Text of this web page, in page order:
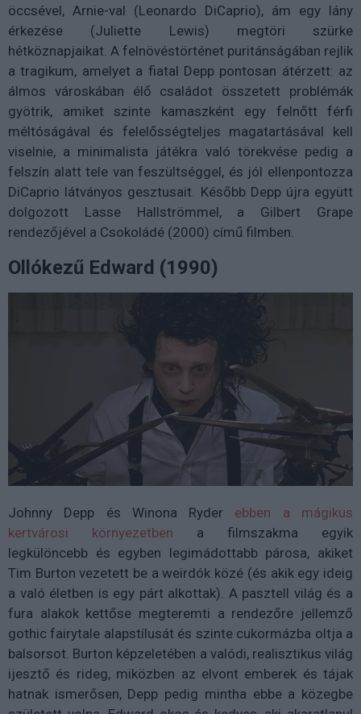
öccsével, Arnie-val (Leonardo DiCaprio), ám egy lány
érkezése (Juliette Lewis) megtöri szürke
hétköznapjaikat. A felnövéstörténet puritánságában rejlik
a tragikum, amelyet a fiatal Depp pontosan átérzett: az
álmos városkában élő családot összetett problémák
gyötrik, amiket szinte kamaszként egy felnőtt férfi
méltóságával és felelősségteljes magatartásával kell
viselnie, a minimalista játékra való törekvése pedig a
felszín alatt tele van feszültséggel, és jól ellenpontozza
DiCaprio látványos gesztusait. Később Depp újra együtt
dolgozott Lasse Hallströmmel, a Gilbert Grape
rendezőjével a Csokoládé (2000) című filmben.
Ollókezű Edward (1990)
Johnny Depp és Winona Ryder ebben a mágikus
kertvárosi környezetben a filmszakma egyik
legkülöncebb és egyben legimádottabb párosa, akiket
Tim Burton vezetett be a weirdók közé (és akik egy ideig
a való életben is egy párt alkottak). A pasztell világ és a
fura alakok kettőse megteremti a rendezőre jellemző
gothic fairytale alapstílusát és szinte cukormázba oltja a
balsorsot. Burton képzeletében a valódi, realisztikus világ
ijesztő és rideg, miközben az elvont emberek és tájak
hatnak ismerősen, Depp pedig mintha ebbe a közegbe